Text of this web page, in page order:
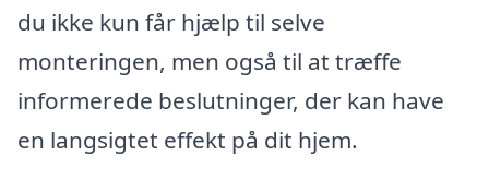
du ikke kun får hjælp til selve
monteringen, men også til at træffe
informerede beslutninger, der kan have
en langsigtet effekt på dit hjem.